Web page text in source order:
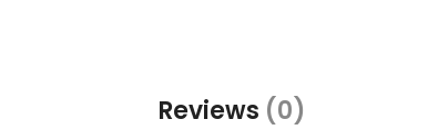
Reviews (0)